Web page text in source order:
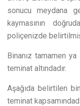
sonucu meydana
kaymasının
poliçenizde
Binanız tamamen
teminat altındadır.
Aşağıda belirtilen
teminat